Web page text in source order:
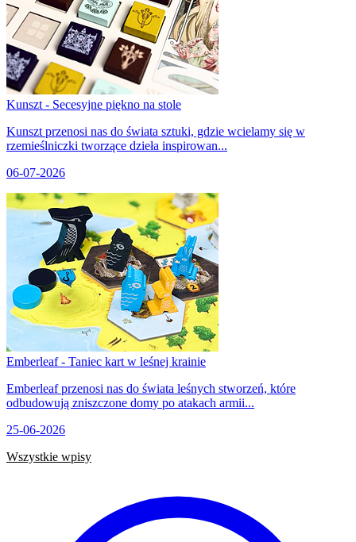
Kunszt - Secesyjne piękno na stole
Kunszt przenosi nas do świata sztuki, gdzie wcielamy się w
rzemieślniczki tworzące dzieła inspirowan...
06-07-2026
Emberleaf - Taniec kart w leśnej krainie
Emberleaf przenosi nas do świata leśnych stworzeń, które
odbudowują zniszczone domy po atakach armii...
25-06-2026
Wszystkie wpisy